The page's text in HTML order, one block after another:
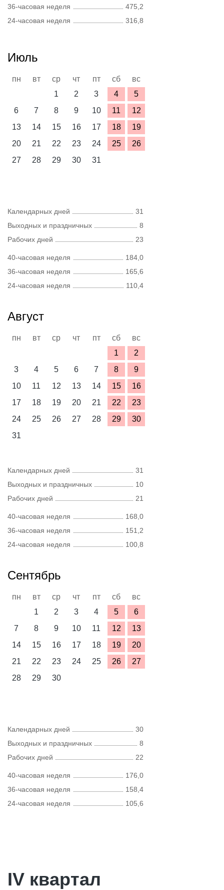
36-часовая неделя
475,2
24-часовая неделя
316,8
Июль
пн вт ср чт пт сб
вс
1
2 3 4
5
6
7 8 9 10 11
12
13
14 15 16 17 18
19
20
21 22 23 24 25
26
27
28 29 30 31
Календарных дней
31
Выходных и праздничных
8
Рабочих дней
23
40-часовая неделя
184,0
36-часовая неделя
165,6
24-часовая неделя
110,4
Август
пн вт ср чт пт сб
вс
1
2
3
4 5 6 7 8
9
10
11 12 13 14 15
16
17
18 19 20 21 22
23
24
25 26 27 28 29
30
31
Календарных дней
31
Выходных и праздничных
10
Рабочих дней
21
40-часовая неделя
168,0
36-часовая неделя
151,2
24-часовая неделя
100,8
Сентябрь
пн вт ср чт пт сб
вс
1
2 3 4 5
6
7
8 9 10 11 12
13
14
15 16 17 18 19
20
21
22 23 24 25 26
27
28
29 30
Календарных дней
30
Выходных и праздничных
8
Рабочих дней
22
40-часовая неделя
176,0
36-часовая неделя
158,4
24-часовая неделя
105,6
IV квартал